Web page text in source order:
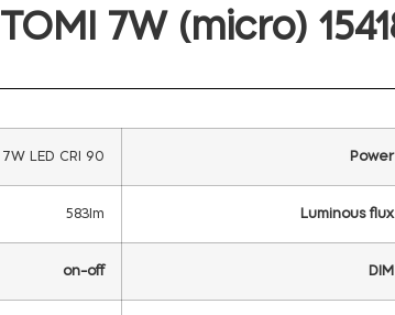
TOMI 7W (micro)
Power
7W LED CRI 90
Luminous flux
583lm
DIM
on-off